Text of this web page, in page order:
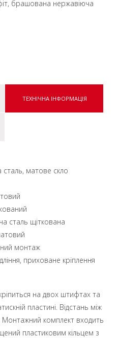
брашована нержавіюча
ТЕХНІЧНА ІНФОРМАЦІЯ
сталь, матове скло
сталь щіткована
монтаж
приховане кріплення
на двох штифтах та
пластині. Відстань між
комплект входить
пластиковим кільцем з